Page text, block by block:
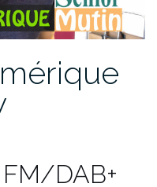
FM/DAB+